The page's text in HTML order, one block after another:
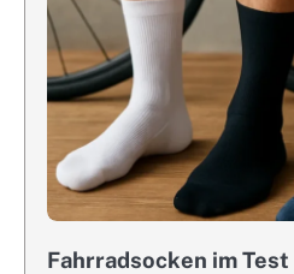
Fahrradsocken im Test